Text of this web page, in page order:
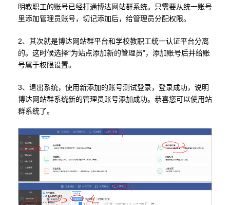
明教职工的账号已经打通博达网站群系统。只需要从统一账号
里添加管理员账号，切记添加后，给管理员分配权限。
2、其次就是博达网站群平台和学校教职工统一认证平台分离
的。这时候选择“为站点添加新的管理员”，添加账号后并给账
号属于权限设置。
3、退出系统，使用新添加的账号测试登录，登录成功，说明
博达网站群系统新的管理员账号添加成功。恭喜您可以使用站
群系统了。